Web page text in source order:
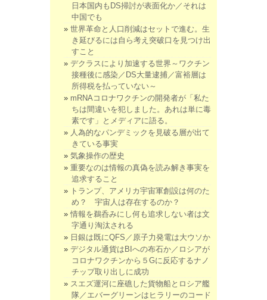
日本国内もDS掃討が表面化か／それは
中国でも
世界革命と人口削減はセットで進む。生
き延びるには自ら考え突破口を見つけ出
すこと
デクラスにより加速する世界～ワクチン
接種後に感染／DS大量逮捕／富裕層は
所得税を払っていない～
mRNAコロナワクチンの開発者が「私た
ちは間違いを犯しました。あれは単に毒
素です」とメディアに語る。
人為的なパンデミックを見破る層が出て
きている事実
気象操作の歴史
重要なのは情報の真偽を読み解き事実を
追求すること
トランプ、アメリカ宇宙軍創設は何のた
め？ 宇宙人は存在するのか？
情報を鵜呑みにし何も追求しない者は文
字通り淘汰される
日銀は既にQFS／原子力発電は大ウソか
デジタル通貨はBIへの布石か／ロシアが
コロナワクチンから５Gに反応するナノ
チップ取り出しに成功
スエズ運河に座礁した貨物船とロシア艦
隊／エバーグリーンはヒラリーのコード